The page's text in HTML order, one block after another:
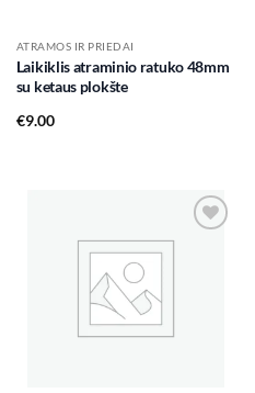
ATRAMOS IR PRIEDAI
Laikiklis atraminio ratuko 48mm
su ketaus plokšte
€9.00